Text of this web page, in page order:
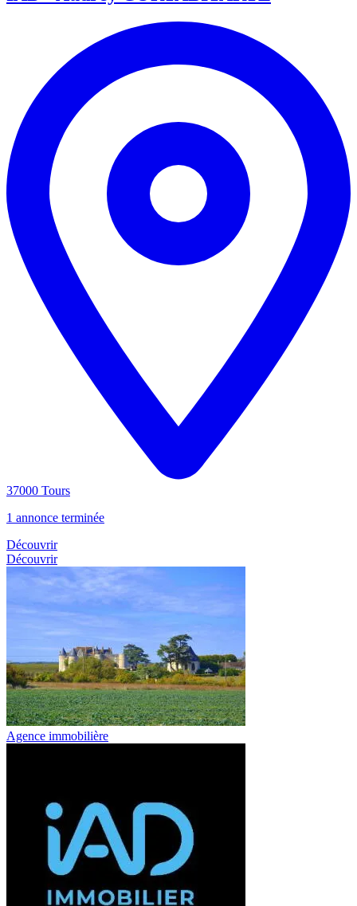
37000 Tours
1 annonce terminée
Découvrir
Découvrir
Agence immobilière